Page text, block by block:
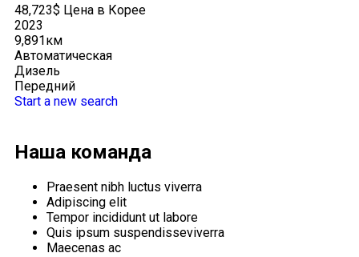
48,723$ Цена в Корее
2023
9,891км
Автоматическая
Дизель
Передний
Start a new search
Наша команда
Praesent nibh luctus viverra
Adipiscing elit
Tempor incididunt ut labore
Quis ipsum suspendisseviverra
Maecenas ac